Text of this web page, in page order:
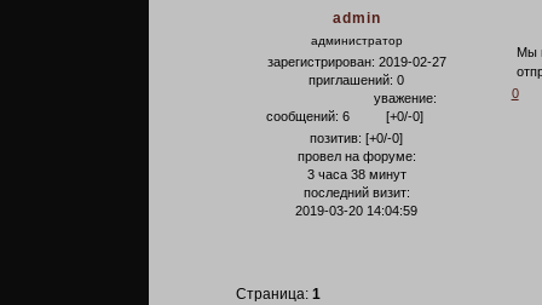
admin
администратор
зарегистрирован: 2019-02-27
приглашений: 0
сообщений: 6
уважение:
[+0/-0]
позитив: [+0/-0]
провел на форуме:
3 часа 38 минут
последний визит:
2019-03-20 14:04:59
Мы
0
Страница: 1